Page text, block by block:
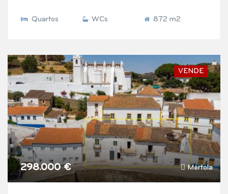
Quartos WCs 872 m2
VENDE
Mértola
298.000 €